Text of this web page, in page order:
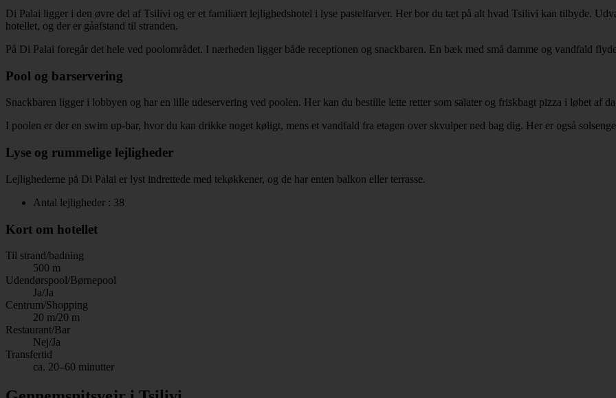
Di Palai ligger i den øvre del af Tsilivi og er et familiært lejlighedshotel i lyse pastelfarver. Her bor du tæt på alt hvad Tsilivi kan tilbyde.
hotellet, og der er gåafstand til stranden.
På Di Palai foregår det hele ved poolområdet. I nærheden ligger både receptionen og snackbaren. En bæk med små damme og vandfald
Pool og barservering
Snackbaren ligger i lobbyen og har en lille udeservering ved poolen. Her kan du bestille lette retter som salater og friskbagt pizza i løbet af
I poolen er der en swim up-bar, hvor du kan drikke noget køligt, mens et vandfald fra etagen over skvulper ned bag dig. Her er også
Lyse og rummelige lejligheder
Lejlighederne på Di Palai er lyst indrettede med tekøkkener, og de har enten balkon eller terrasse.
Antal lejligheder : 38
Kort om hotellet
Til strand/badning
500 m
Udendørspool/Børnepool
Ja/Ja
Centrum/Shopping
20 m/20 m
Restaurant/Bar
Nej/Ja
Transfertid
ca. 20–60 minutter